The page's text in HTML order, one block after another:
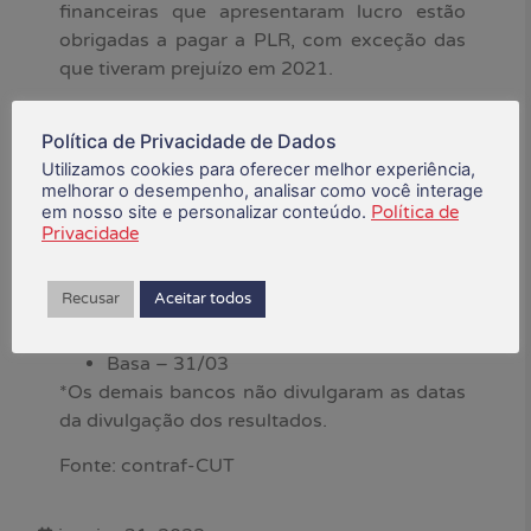
financeiras que apresentaram lucro estão
obrigadas a pagar a PLR, com exceção das
que tiveram prejuízo em 2021.
divulgação dos balanços
dos bancos
Bradesco – 08/02
BB – 14/02
Basa – 31/03
*Os demais bancos não divulgaram as datas
da divulgação dos resultados.
Fonte: contraf-CUT
Política de Privacidade de Dados
Utilizamos cookies para oferecer melhor experiência,
melhorar o desempenho, analisar como você interage
em nosso site e personalizar conteúdo. Política de
Privacidade
Recusar Aceitar todos